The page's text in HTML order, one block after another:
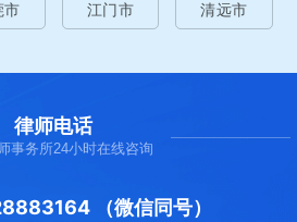
市 江门市 清远市
律师电话
事务所24小时在线咨询
（微信同号）